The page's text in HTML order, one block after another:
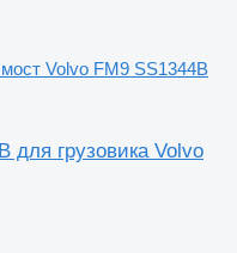
Volvo FM9 SS1344B
для грузовика Volvo